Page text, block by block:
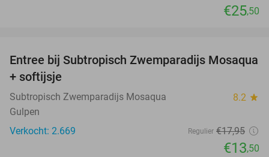
€25,50
25%
Entree bij Subtropisch Zwemparadijs Mosaqua
+ softijsje
Subtropisch Zwemparadijs Mosaqua 8.2 star
Gulpen
Verkocht: 2.669
Regulier €17,95
€13,50